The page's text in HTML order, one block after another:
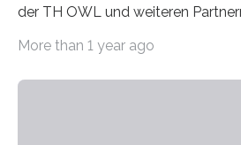
der TH OWL und weiteren
stillgelegten Gleisen den
More than 1 year ago